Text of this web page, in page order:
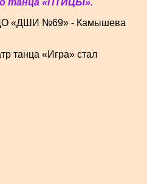
«ДШИ №69» - Камышева
танца «Игра» стал